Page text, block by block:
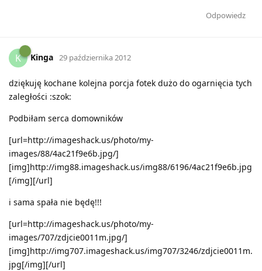
Odpowiedz
K Kinga 29 października 2012
dziękuję kochane kolejna porcja fotek dużo do ogarnięcia tych
zaległości :szok:
Podbiłam serca domowników
[url=http://imageshack.us/photo/my-
images/88/4ac21f9e6b.jpg/]
[img]http://img88.imageshack.us/img88/6196/4ac21f9e6b.jpg
[/img][/url]
i sama spała nie będę!!!
[url=http://imageshack.us/photo/my-
images/707/zdjcie0011m.jpg/]
[img]http://img707.imageshack.us/img707/3246/zdjcie0011m.
jpg[/img][/url]